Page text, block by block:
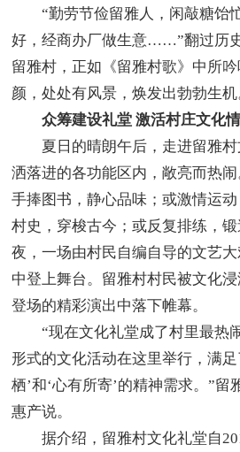
“勤劳节俭留雅人，闲敲糖饴
好，经商办厂做生意……”翻过历
留雅村，正如《留雅村歌》中所
颜，处处有风景，焕发出勃勃生机
众筹建设礼堂 激活村庄文化
夏日的晴朗午后，走进留雅村
洒落进的各功能区内，敞亮而热
手捧图书，静心品味；或激情运
村史，穿梭古今；或反复排练，
夜，一场由村民自编自导的文艺
中登上舞台。留雅村村民被文化
登场的精彩演出中落下帷幕。
“现在文化礼堂成了村里最热
形式的文化活动在这里举行，满
栖’和‘心有所寄’的精神需求。”
惠产说。
据介绍，留雅村文化礼堂自